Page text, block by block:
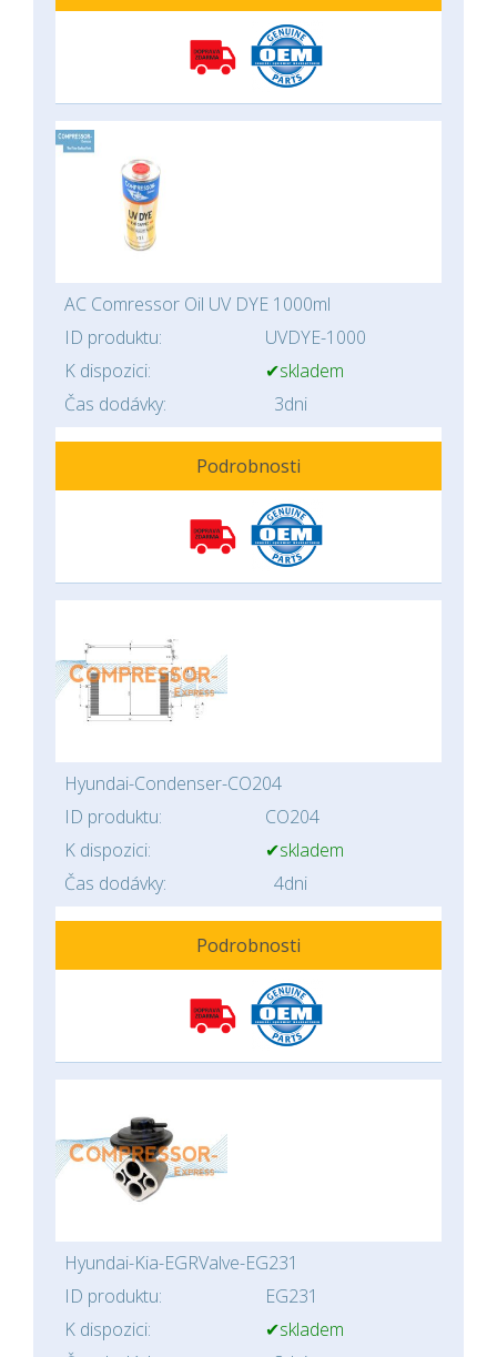
AC Comressor Oil UV DYE 1000ml
ID produktu:
UVDYE-1000
K dispozici:
✔skladem
Čas dodávky:
3dni
Podrobnosti
Hyundai-Condenser-CO204
ID produktu:
CO204
K dispozici:
✔skladem
Čas dodávky:
4dni
Podrobnosti
Hyundai-Kia-EGRValve-EG231
ID produktu:
EG231
K dispozici:
✔skladem